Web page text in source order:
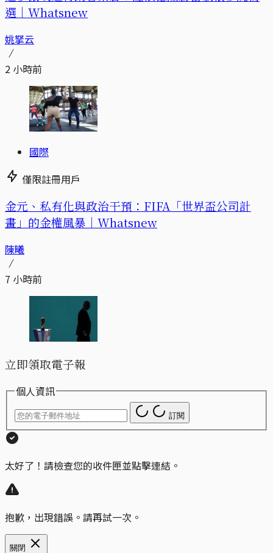
選｜Whatsnew
姚拏云
2 小時前
國際
僅限註冊用戶
金元、私有化與政治干預：FIFA「世界盃公司計
畫」的金權風暴｜Whatsnew
陳曦
7 小時前
立即領取電子報
個人資訊
訂閱
太好了！請檢查您的收件匣並點擊連結。
抱歉，出現錯誤。請再試一次。
關閉